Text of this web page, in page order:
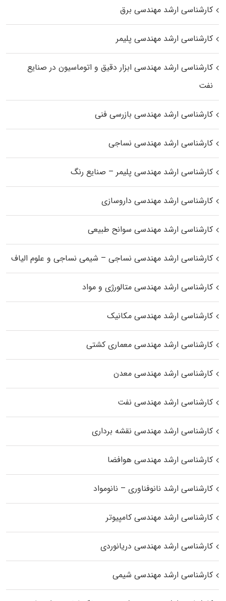
کارشناسی ارشد مهندسی برق
کارشناسی ارشد مهندسی پلیمر
کارشناسی ارشد مهندسی ابزار دقیق و اتوماسیون در صنایع
نفت
کارشناسی ارشد مهندسی بازرسی فنی
کارشناسی ارشد مهندسی نساجی
کارشناسی ارشد مهندسی پلیمر – صنایع رنگ
کارشناسی ارشد مهندسی داروسازی
کارشناسی ارشد مهندسی سوانح طبیعی
کارشناسی ارشد مهندسی نساجی – شیمی نساجی و علوم الیاف
کارشناسی ارشد مهندسی متالورژی و مواد
کارشناسی ارشد مهندسی مکانیک
کارشناسی ارشد مهندسی معماری کشتی
کارشناسی ارشد مهندسی معدن
کارشناسی ارشد مهندسی نفت
کارشناسی ارشد مهندسی نقشه برداری
کارشناسی ارشد مهندسی هوافضا
کارشناسی ارشد نانوفناوری – نانومواد
کارشناسی ارشد مهندسی کامپیوتر
کارشناسی ارشد مهندسی دریانوردی
کارشناسی ارشد مهندسی شیمی